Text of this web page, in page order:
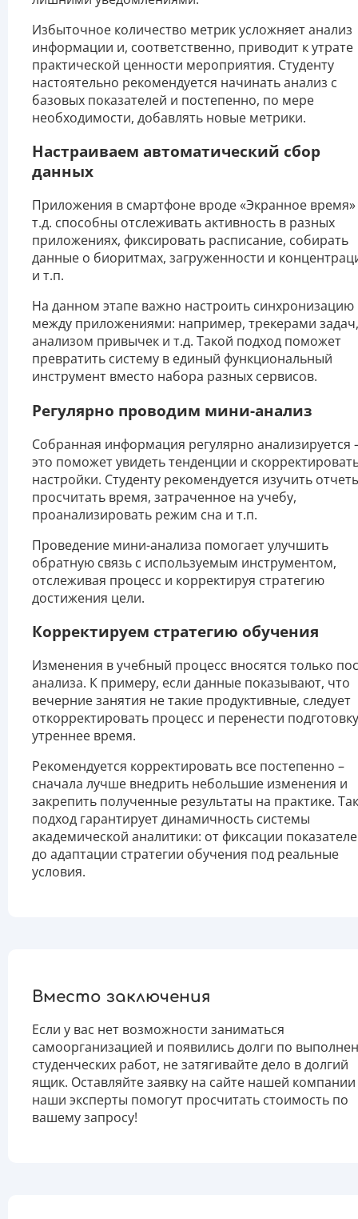
Избыточное количество метрик усложняет анализ
информации и, соответственно, приводит к утрате
практической ценности мероприятия. Студенту
настоятельно рекомендуется начинать анализ с
базовых показателей и постепенно, по мере
необходимости, добавлять новые метрики.
Настраиваем автоматический сбор
данных
Приложения в смартфоне вроде «Экранное
т.д. способны отслеживать активность в разных
приложениях, фиксировать расписание, собирать
данные о биоритмах, загруженности и
и т.п.
На данном этапе важно настроить синхронизацию
между приложениями: например, трекерами задач,
анализом привычек и т.д. Такой подход поможет
превратить систему в единый функциональный
инструмент вместо набора разных сервисов.
Регулярно проводим мини-анализ
Собранная информация регулярно анализируется
это поможет увидеть тенденции и
настройки. Студенту рекомендуется изучить
просчитать время, затраченное на учебу,
проанализировать режим сна и т.п.
Проведение мини-анализа помогает улучшить
обратную связь с используемым инструментом,
отслеживая процесс и корректируя стратегию
достижения цели.
Корректируем стратегию обучения
Изменения в учебный процесс вносятся только
анализа. К примеру, если данные показывают, что
вечерние занятия не такие продуктивные, следует
откорректировать процесс и перенести
утреннее время.
Рекомендуется корректировать все постепенно –
сначала лучше внедрить небольшие изменения и
закрепить полученные результаты на практике.
подход гарантирует динамичность системы
академической аналитики: от фиксации
до адаптации стратегии обучения под реальные
условия.
Вместо заключения
Если у вас нет возможности заниматься
самоорганизацией и появились долги по
студенческих работ, не затягивайте дело в долгий
ящик. Оставляйте заявку на сайте нашей
наши эксперты помогут просчитать стоимость по
вашему запросу!